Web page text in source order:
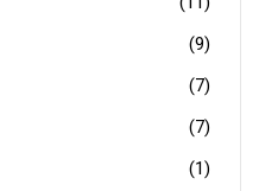
(9)
(7)
(7)
(1)